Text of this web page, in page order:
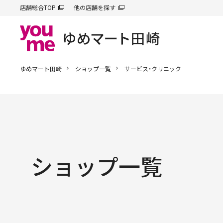
店舗総合TOP 他の店舗を探す
ゆめマート田崎 ショップ一覧 サービス・クリニック
ショップ一覧